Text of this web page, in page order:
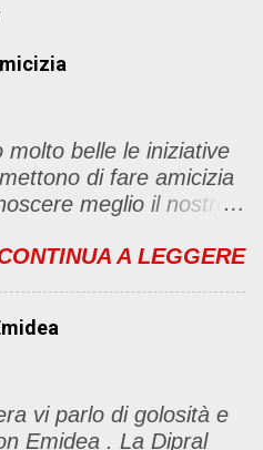
molto belle le iniziative
di fare amicizia
meglio il nostro
dell'amicizia .... Mi
di sentimenti ed
siete obbligate a
bene, altrimenti no
Le regole sono le
A LEGGERE
vi parlo di golosità e
Emidea . La Dipral